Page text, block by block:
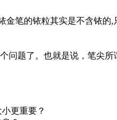
笔的铱粒其实是不含铱的,
题了。也就是说，笔尖所
更重要？